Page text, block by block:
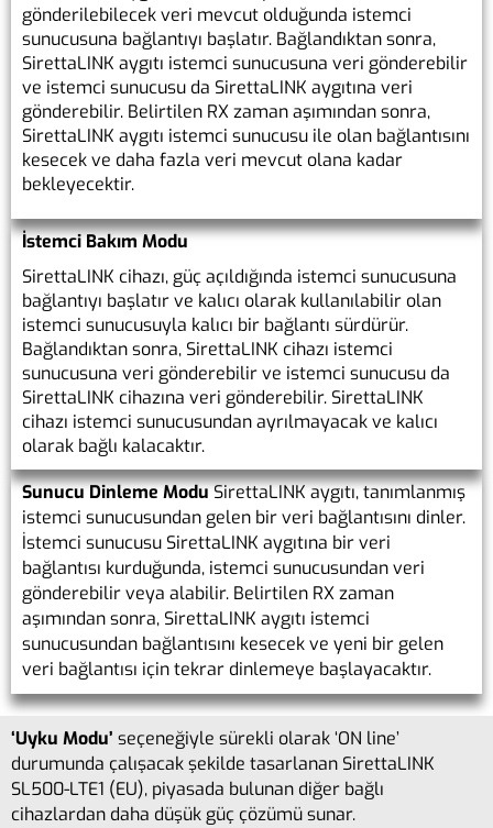
gönderilebilecek veri mevcut olduğunda istemci
sunucusuna bağlantıyı başlatır. Bağlandıktan sonra,
SirettaLINK aygıtı istemci sunucusuna veri gönderebilir
ve istemci sunucusu da SirettaLINK aygıtına veri
gönderebilir. Belirtilen RX zaman aşımından sonra,
SirettaLINK aygıtı istemci sunucusu ile olan bağlantısını
kesecek ve daha fazla veri mevcut olana kadar
bekleyecektir.
İstemci Bakım Modu
SirettaLINK cihazı, güç açıldığında istemci sunucusuna
bağlantıyı başlatır ve kalıcı olarak kullanılabilir olan
istemci sunucusuyla kalıcı bir bağlantı sürdürür.
Bağlandıktan sonra, SirettaLINK cihazı istemci
sunucusuna veri gönderebilir ve istemci sunucusu da
SirettaLINK cihazına veri gönderebilir. SirettaLINK
cihazı istemci sunucusundan ayrılmayacak ve kalıcı
olarak bağlı kalacaktır.
Sunucu Dinleme ModuSirettaLINK aygıtı, tanımlanmış
istemci sunucusundan gelen bir veri bağlantısını dinler.
İstemci sunucusu SirettaLINK aygıtına bir veri
bağlantısı kurduğunda, istemci sunucusundan veri
gönderebilir veya alabilir. Belirtilen RX zaman
aşımından sonra, SirettaLINK aygıtı istemci
sunucusundan bağlantısını kesecek ve yeni bir gelen
veri bağlantısı için tekrar dinlemeye başlayacaktır.
‘Uyku Modu’ seçeneğiyle sürekli olarak ‘ON line’
durumunda çalışacak şekilde tasarlanan SirettaLINK
SL500-LTE1 (EU), piyasada bulunan diğer bağlı
cihazlardan daha düşük güç çözümü sunar.